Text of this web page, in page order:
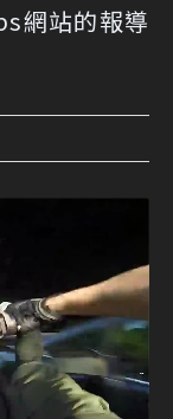
網站的報導